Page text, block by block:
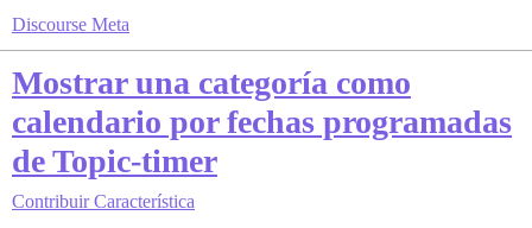
Discourse Meta
Mostrar una categoría como
calendario por fechas programadas
de Topic-timer
Contribuir Característica